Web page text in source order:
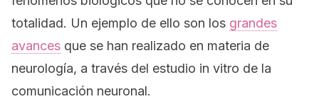
totalidad. Un ejemplo de ello son los grandes
avances que se han realizado en materia de
neurología, a través del estudio in vitro de la
comunicación neuronal.